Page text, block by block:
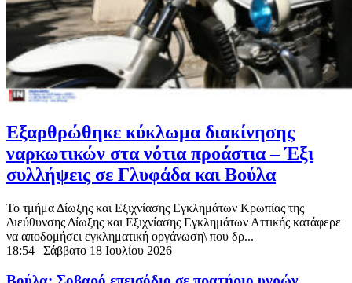
Εξαρθρώθηκε κύκλωμα διακίνησης
ναρκωτικών στα νότια προάστια – Έξι
συλλήψεις σε Γλυφάδα και Βούλα
Το τμήμα Δίωξης και Εξιχνίασης Εγκλημάτων Κρωπίας της
Διεύθυνσης Δίωξης και Εξιχνίασης Εγκλημάτων Αττικής κατάφερε
να αποδομήσει εγκληματική οργάνωση\ που δρ...
18:54 | Σάββατο 18 Ιουλίου 2026